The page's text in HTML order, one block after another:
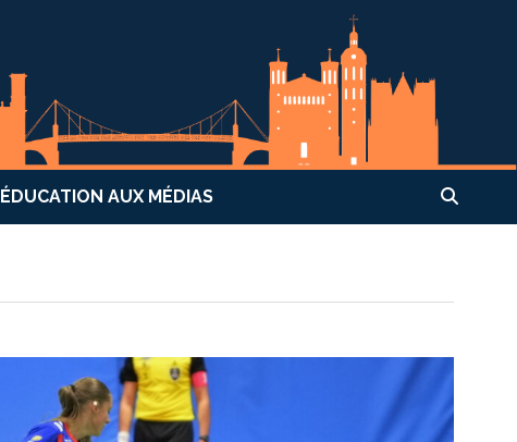
ÉDUCATION AUX MÉDIAS